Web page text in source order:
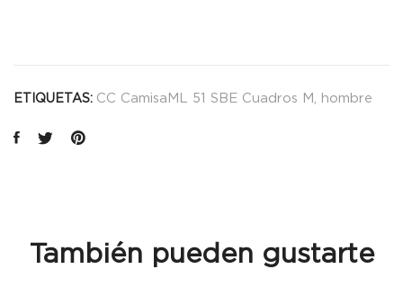
ETIQUETAS: CC CamisaML 51 SBE Cuadros M hombre
También pueden gustarte